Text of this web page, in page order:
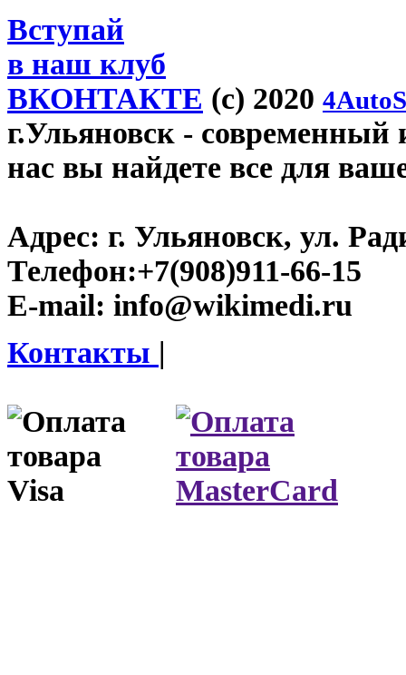
Вступай
в наш клуб
ВКОНТАКТЕ (c) 2020
г.Ульяновск - современный
нас вы найдете все для
Адрес: г. Ульяновск, ул.
Телефон:+7(908)911-66-15
E-mail: info@wikimedi.ru
Контакты |